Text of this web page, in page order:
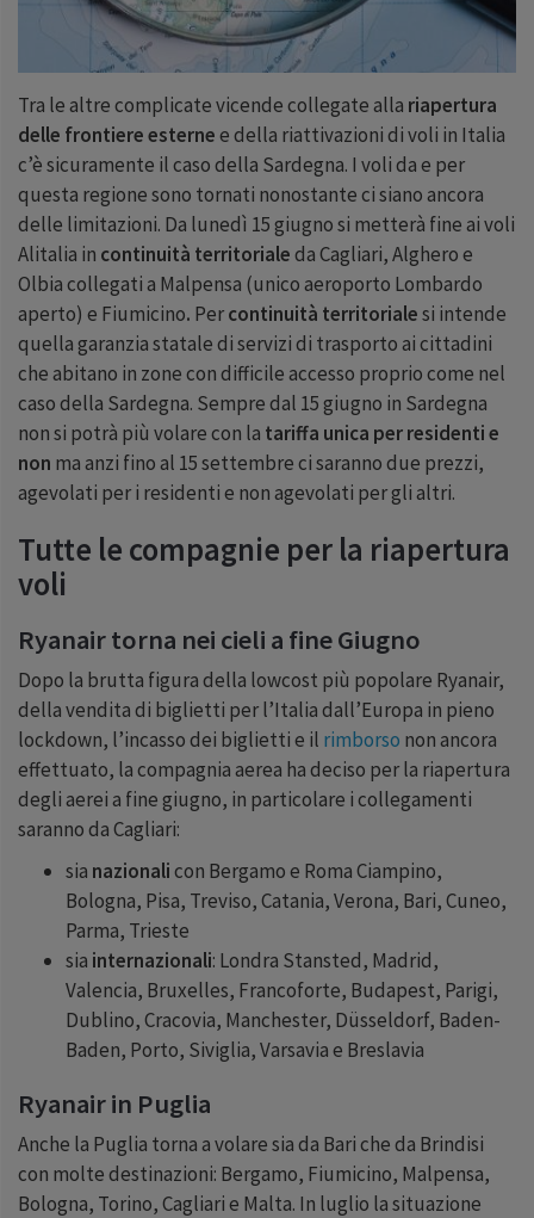
Tra le altre complicate vicende collegate alla riapertura
delle frontiere esternee della riattivazioni di voli in Italia
c’è sicuramente il caso della Sardegna. I voli da e per
questa regione sono tornati nonostante ci siano ancora
delle limitazioni. Da lunedì 15 giugno si metterà fine ai voli
Alitalia in continuità territorialeda Cagliari, Alghero e
Olbia collegati a Malpensa (unico aeroporto Lombardo
aperto) e Fiumicino. Percontinuità territorialesi intende
quella garanzia statale di servizi di trasporto ai cittadini
che abitano in zone con difficile accesso proprio come nel
caso della Sardegna. Sempre dal 15 giugno in Sardegna
non si potrà più volare con la tariffa unica per residenti e
non ma anzi fino al 15settembre ci saranno due prezzi,
agevolati per i residenti e non agevolati per gli altri.
Tutte le compagnie per la riapertura
voli
Ryanair torna nei cieli a fine Giugno
Dopo la brutta figura della lowcost più popolare Ryanair,
della vendita di biglietti per l’Italia dall’Europa in pieno
lockdown, l’incasso dei biglietti e il rimborso non ancora
effettuato, la compagnia aerea ha deciso per la riapertura
degli aerei a fine giugno, in particolare i collegamenti
saranno da Cagliari:
sia nazionalicon Bergamo e Roma Ciampino,
Bologna, Pisa, Treviso, Catania, Verona, Bari, Cuneo,
Parma, Trieste
sia internazionali: Londra Stansted, Madrid,
Valencia, Bruxelles, Francoforte, Budapest, Parigi,
Dublino, Cracovia, Manchester, Düsseldorf, Baden-
Baden, Porto, Siviglia, Varsavia e Breslavia
Ryanair in Puglia
Anche la Puglia torna a volare sia da Bari che da Brindisi
con molte destinazioni: Bergamo, Fiumicino, Malpensa,
Bologna, Torino, Cagliari e Malta. In luglio la situazione